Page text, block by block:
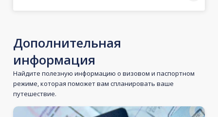
Дополнительная
информация
Найдите полезную информацию о визовом и паспортном
режиме, которая поможет вам спланировать ваше
путешествие.